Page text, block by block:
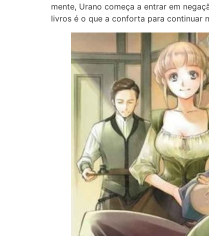
mente, Urano começa a entrar em
livros é o que a conforta para continuar